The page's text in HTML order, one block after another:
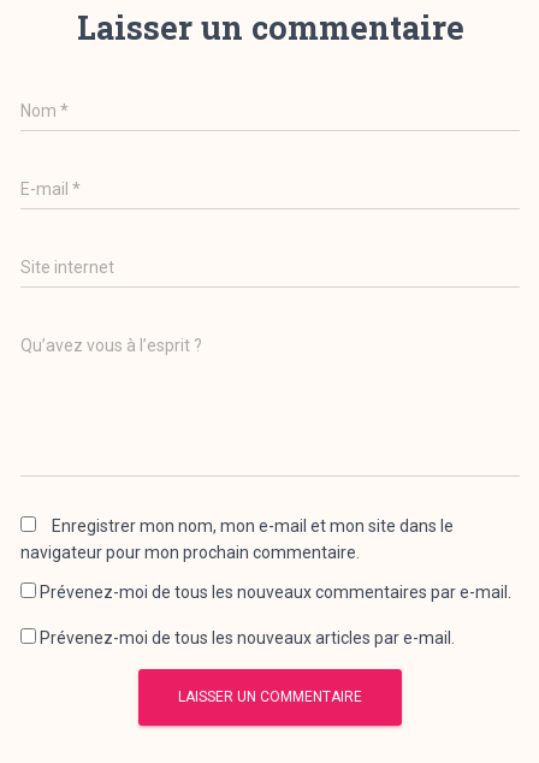
Laisser un commentaire
Nom*
E-mail*
Site internet
Qu’avez vous à l’esprit ?
Enregistrer mon nom, mon e-mail et mon site dans le
navigateur pour mon prochain commentaire.
Prévenez-moi de tous les nouveaux commentaires par e-mail.
Prévenez-moi de tous les nouveaux articles par e-mail.